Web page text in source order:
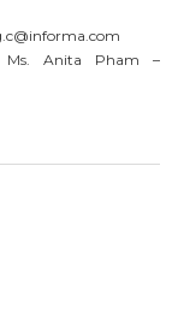
Ms. Anita Pham –